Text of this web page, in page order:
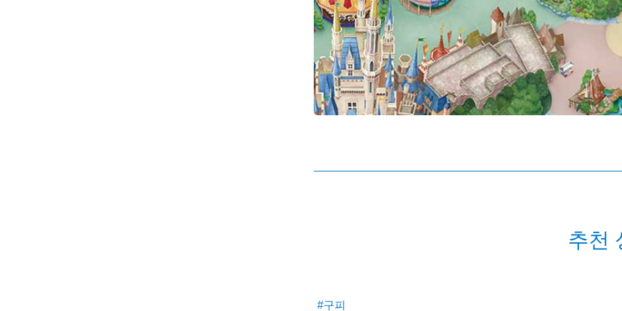
추천
#구피